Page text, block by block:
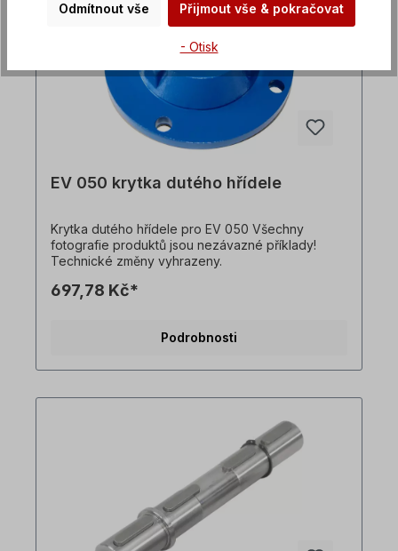
EV 050 krytka dutého hřídele
Krytka dutého hřídele pro EV 050 Všechny
fotografie produktů jsou nezávazné příklady!
Technické změny vyhrazeny.
697,78 Kč*
Podrobnosti
Odmítnout vše Přijmout vše & pokračovat
- Otisk